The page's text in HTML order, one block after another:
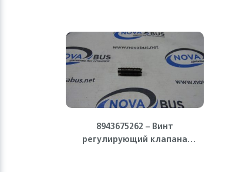
8943675262 – Винт
регулирующий клапана